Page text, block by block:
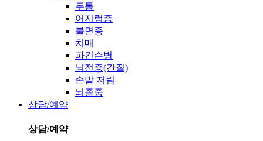
두통
어지럼증
불면증
치매
파킨슨병
뇌전증(간질)
손발 저림
뇌졸중
상담/예약
상담/예약